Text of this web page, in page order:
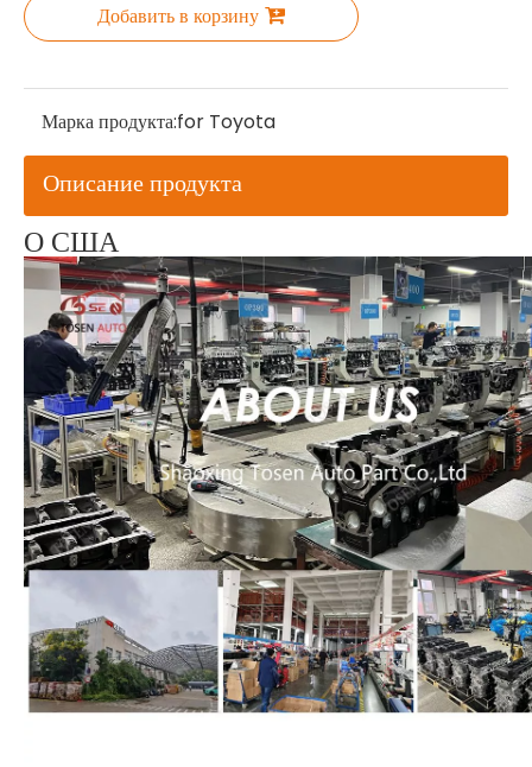
Добавить в корзину
Марка продукта:for Toyota
Описание продукта
О США